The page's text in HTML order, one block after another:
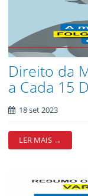
Direito da
a Cada 15
18 set 2023
LER MAIS →